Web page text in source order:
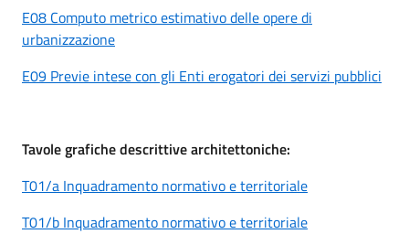
E08 Computo metrico estimativo delle opere di
urbanizzazione
E09 Previe intese con gli Enti erogatori dei servizi pubblici
Tavole grafiche descrittive architettoniche:
T01/a Inquadramento normativo e territoriale
T01/b Inquadramento normativo e territoriale